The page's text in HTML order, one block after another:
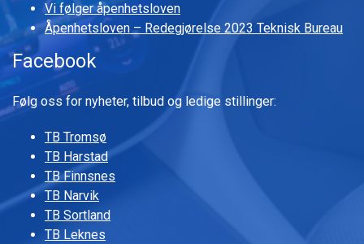
Vi følger åpenhetsloven
Åpenhetsloven – Redegjørelse 2023 Teknisk Bureau
Facebook
Følg oss for nyheter, tilbud og ledige stillinger:
TB Tromsø
TB Harstad
TB Finnsnes
TB Narvik
TB Sortland
TB Leknes